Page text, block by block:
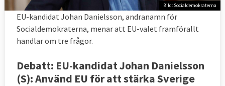
Bild: Socialdemokraterna
EU-kandidat Johan Danielsson, andranamn för
Socialdemokraterna, menar att EU-valet framförallt
handlar om tre frågor.
Debatt: EU-kandidat Johan Danielsson
(S): Använd EU för att stärka Sverige